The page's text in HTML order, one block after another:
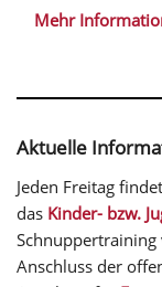
Mehr
Aktuelle
Jeden Freitag
das Kinder- bzw.
Anschluss der